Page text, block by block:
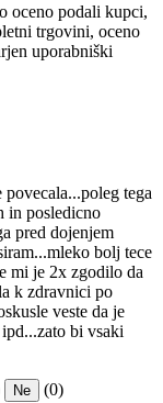
oceno podali kupci,
trgovini, oceno
uporabniški
tega
in posledicno
pred dojenjem
bolj tece
mi je 2x zgodilo da
k zdravnici po
veste da je
bi vsaki
Ne (0)